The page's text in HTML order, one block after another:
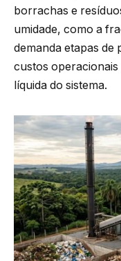
borrachas e
umidade, como a
demanda etapas de
custos
líquida do sistema.